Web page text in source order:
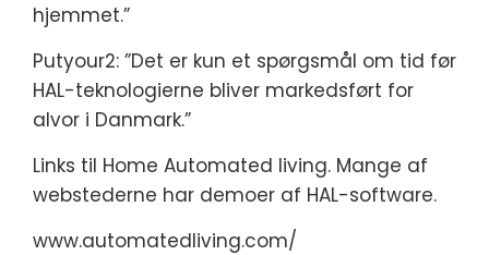
hjemmet.”
Putyour2: ”Det er kun et spørgsmål om tid før
HAL-teknologierne bliver markedsført for
alvor i Danmark.”
Links til Home Automated living. Mange af
webstederne har demoer af HAL-software.
www.automatedliving.com/